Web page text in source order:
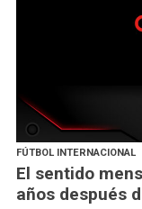
FÚTBOL INTERNACIONAL
El sentido
años después